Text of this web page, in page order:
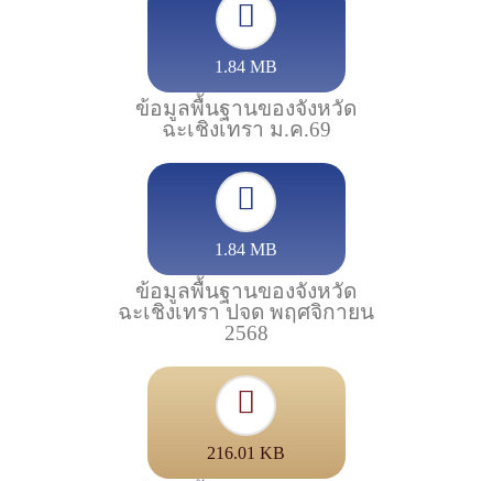
1.84 MB
ข้อมูลพื้นฐานของจังหวัด
ฉะเชิงเทรา ม.ค.69
1.84 MB
ข้อมูลพื้นฐานของจังหวัด
ฉะเชิงเทรา ปจด พฤศจิกายน
2568
216.01 KB